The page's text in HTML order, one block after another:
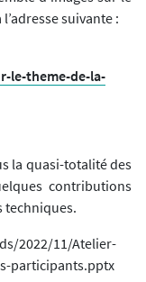
suivante :
le-theme-de-la-
la quasi-totalité des
contributions
techniques.
2022/11/Atelier-
participants.pptx